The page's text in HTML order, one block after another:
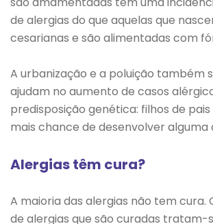
de alergias do que aquelas que
cesarianas e são alimentadas com
A urbanização e a poluição também
ajudam no aumento de casos
predisposição genética: filhos de
mais chance de desenvolver alguma
Alergias têm cura?
A maioria das alergias não tem cura.
de alergias que são curadas tratam-